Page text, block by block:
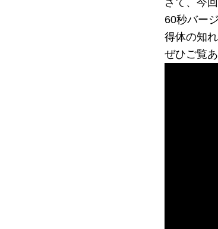
60秒バー
得体の知
ぜひご覧あ